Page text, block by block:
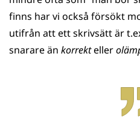
finns har vi också försökt
utifrån att ett skrivsätt är
snarare än korrekteller